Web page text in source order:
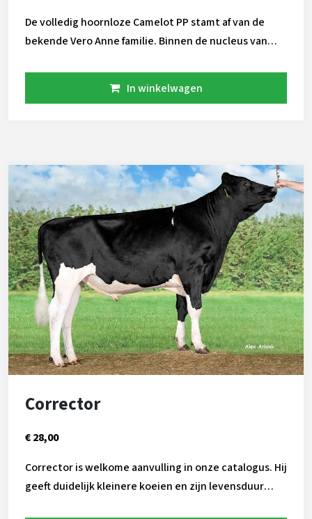
De volledig hoornloze Camelot PP stamt af van de
bekende Vero Anne familie. Binnen de nucleus van
tegen een stootje kunnen.
In winkelwagen
Corrector
€ 28,00
Corrector is welkome aanvulling in onze catalogus. Hij
geeft duidelijk kleinere koeien en zijn levensduur